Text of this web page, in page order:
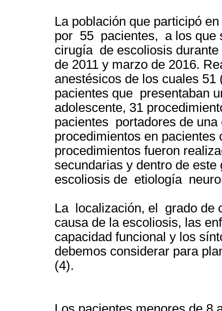
La población que participó
por 55 pacientes, a los que
cirugía de escoliosis
de 2011 y marzo de 2016.
anestésicos de los cuales
pacientes que presentaban
adolescente, 31
pacientes portadores de
procedimientos en
procedimientos fueron
secundarias y dentro de
escoliosis de etiología
La localización, el grado de
causa de la escoliosis, las
capacidad funcional y los
debemos considerar para